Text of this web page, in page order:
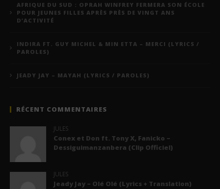
AFRIQUE DU SUD : OPRAH WINFREY FERMERA SON ÉCOLE
POUR JEUNES FILLES APRÈS PRÈS DE VINGT ANS
D’ACTIVITÉ
INDIRA FT. GUY MICHEL & MIN ETTA – MERCI (LYRICS /
PAROLES)
JEADY JAY – MAYAH (LYRICS / PAROLES)
RÉCENT COMMENTAIRES
JULES
Conex et Don ft. Tony X, Fanicko –
Dessiguimanzanbera (Clip Officiel)
JULES
Jeady Jay – Olé Olé (Lyrics + Translation)